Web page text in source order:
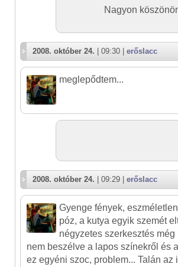
Nagyon
2008. október 24. | 09:30 | erőslacc
meglepődtem...
2008. október 24. | 09:29 | erőslacc
Gyenge fények,
póz, a kutya egyik szemét
négyzetes szerkesztés
nem beszélve a lapos színekről és
ez egyéni szoc, problem... Talán